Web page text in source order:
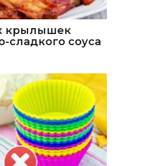
крылышек
сладкого соуса